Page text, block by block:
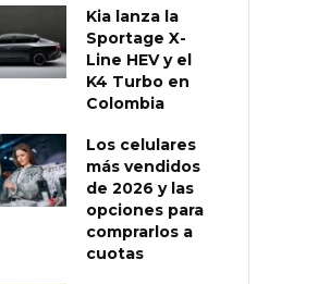
Kia lanza la
Sportage X-
Line HEV y el
K4 Turbo en
Colombia
Los celulares
más vendidos
de 2026 y las
opciones para
comprarlos a
cuotas